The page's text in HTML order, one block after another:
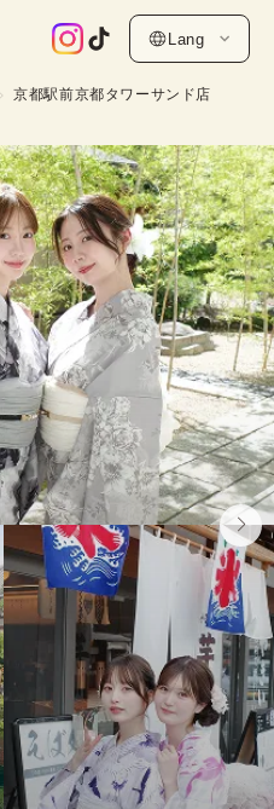
Lang
京都駅前京都タワーサンド店